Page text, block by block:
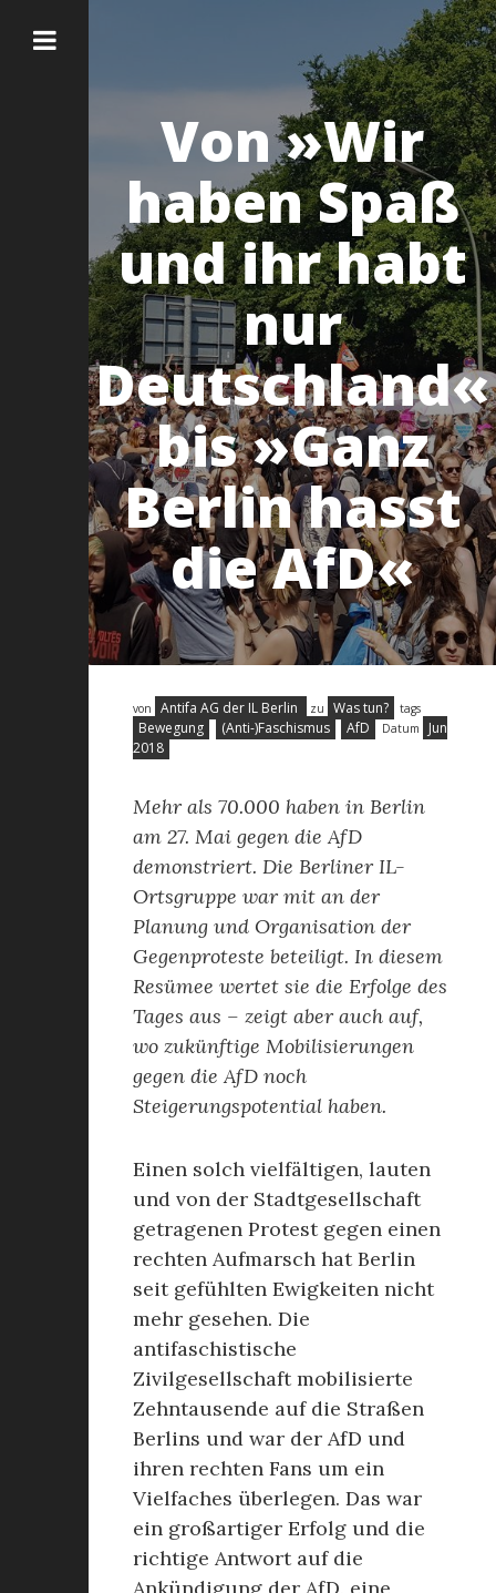
Von »Wir
haben Spaß
und ihr habt
nur
Deutschland«
bis »Ganz
Berlin hasst
die AfD«
von Antifa AG der IL Berlin zu Was tun? tags
Bewegung (Anti-)Faschismus AfD Datum
Jun
2018
Mehr als 70.000 haben in Berlin
am 27. Mai gegen die AfD
demonstriert. Die Berliner IL-
Ortsgruppe war mit an der
Planung und Organisation der
Gegenproteste beteiligt. In diesem
Resümee wertet sie die Erfolge des
Tages aus – zeigt aber auch auf,
wo zukünftige Mobilisierungen
gegen die AfD noch
Steigerungspotential haben.
Einen solch vielfältigen, lauten
und von der Stadtgesellschaft
getragenen Protest gegen einen
rechten Aufmarsch hat Berlin
seit gefühlten Ewigkeiten nicht
mehr gesehen. Die
antifaschistische
Zivilgesellschaft mobilisierte
Zehntausende auf die Straßen
Berlins und war der AfD und
ihren rechten Fans um ein
Vielfaches überlegen. Das war
ein großartiger Erfolg und die
richtige Antwort auf die